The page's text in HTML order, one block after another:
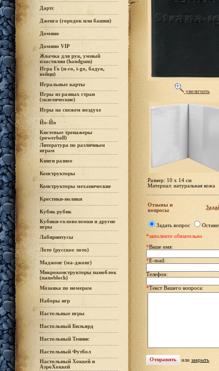
Дартс
Дженга (городок или башня)
Домино
Домино VIP
Жвачка для рук, умный
пластилин (handgum)
Игра Го (и-го, i-go, бадук,
вейци)
Игральные карты
Игры из разных стран
(экзотические)
Игры на свежем воздухе
Йо-Йо
Кистевые тренажеры
(powerball)
Литература по различным
играм
Книги разное
Конструкторы
Конструкторы механические
Крестики-нолики
Кубик рубик
Кубики-головоломки и другие
игры
Лабиринтусы
Лото (русское лото)
Маджонг (ма-джонг)
Микроконструкторы наноблок
(nanoblock)
Мозаика по номерам
Наборы игр
Настольные игры
Настольный Бильярд
Настольный Теннис
Настольный Футбол
Настольный Хоккей и
АэроХоккей
увеличить
Размер: 10 х 14 см
Материал: натуральная кожа
Отзывы и
вопросы
Задать вопрос
*заполните обязательно
*Ваше имя:
*E-mail:
Телефон:
*Текст Вашего вопроса:
или закрыть